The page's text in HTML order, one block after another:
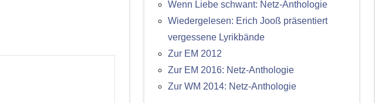
Wenn Liebe schwant: Netz-Anthologie
Wiedergelesen: Erich Jooß präsentiert
vergessene Lyrikbände
Zur EM 2012
Zur EM 2016: Netz-Anthologie
Zur WM 2014: Netz-Anthologie